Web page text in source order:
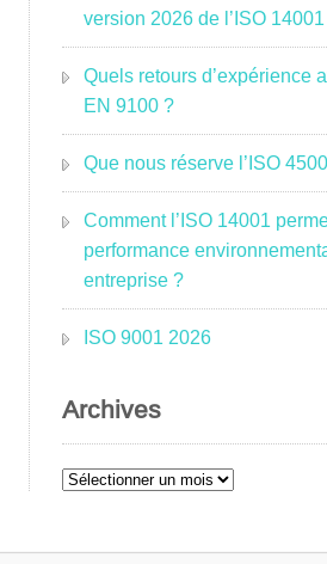
version 2026 de l’ISO
Quels retours d’expérience
EN 9100 ?
Que nous réserve l’ISO
Comment l’ISO 14001
performance
entreprise ?
ISO 9001 2026
Archives
Archives